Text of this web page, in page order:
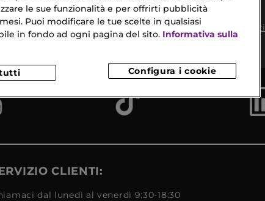
Reso
Gratuito
Pagamenti
Sicuri
CLIENTI:
dal lunedì al venerdì 9:30-18:30
le sue funzionalità e per offrirti pubblicità
Puoi modificare le tue scelte in qualsiasi
in fondo ad ogni pagina del sito. Informativa sulla
Configura i cookie